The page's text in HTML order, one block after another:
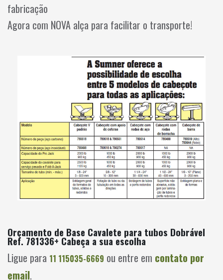
fabricação
Agora com NOVA alça para facilitar o transporte!
Orçamento de Base Cavalete para tubos Dobrável
Ref. 781336+ Cabeça a sua escolha
Ligue para 11 115035-6669 ou entre em contato por
email.